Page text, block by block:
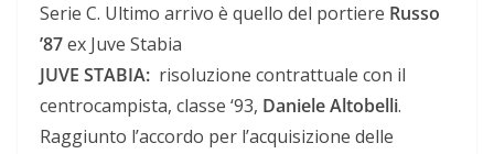
Serie C. Ultimo arrivo è quello del portiere Russo
’87ex Juve Stabia
JUVE STABIA: risoluzione contrattuale con il
centrocampista, classe ‘93, Daniele Altobelli.
Raggiunto l’accordo per l’acquisizione delle